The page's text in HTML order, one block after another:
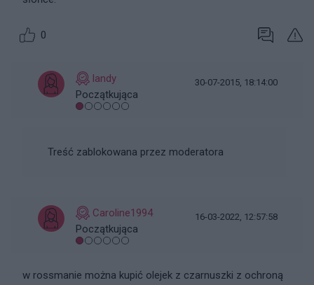
0
landy
Początkująca
30-07-2015, 18:14:00
Treść zablokowana przez moderatora
Caroline1994
Początkująca
16-03-2022, 12:57:58
w rossmanie można kupić olejek z czarnuszki z ochroną